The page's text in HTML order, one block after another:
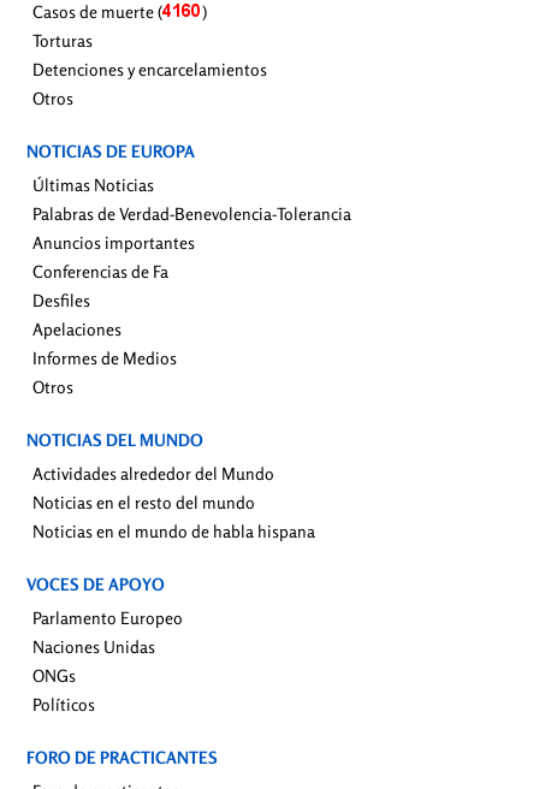
Casos de muerte (
)
Torturas
Detenciones y encarcelamientos
Otros
NOTICIAS DE EUROPA
Últimas Noticias
Palabras de Verdad-Benevolencia-Tolerancia
Anuncios importantes
Conferencias de Fa
Desfiles
Apelaciones
Informes de Medios
Otros
NOTICIAS DEL MUNDO
Actividades alrededor del Mundo
Noticias en el resto del mundo
Noticias en el mundo de habla hispana
VOCES DE APOYO
Parlamento Europeo
Naciones Unidas
ONGs
Políticos
FORO DE PRACTICANTES